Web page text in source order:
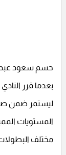
حسم سعود عبد
بعدما قرر
المستويات
مختلف